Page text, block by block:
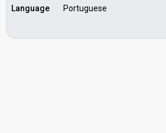
Language Portuguese